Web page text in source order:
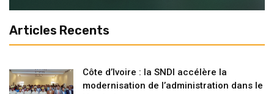
Articles Recents
Côte d’Ivoire : la SNDI accélère la
modernisation de l’administration dans le